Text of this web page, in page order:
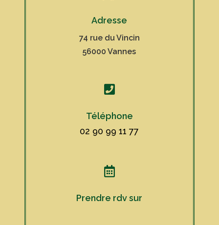
Adresse
74 rue du Vincin
56000 Vannes

Téléphone
02 90 99 11 77

Prendre rdv sur